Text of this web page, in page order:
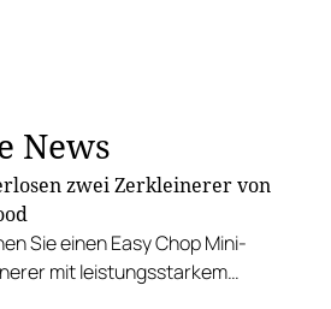
News
zwei Zerkleinerer von
Sie einen Easy Chop Mini-
mit leistungsstarkem